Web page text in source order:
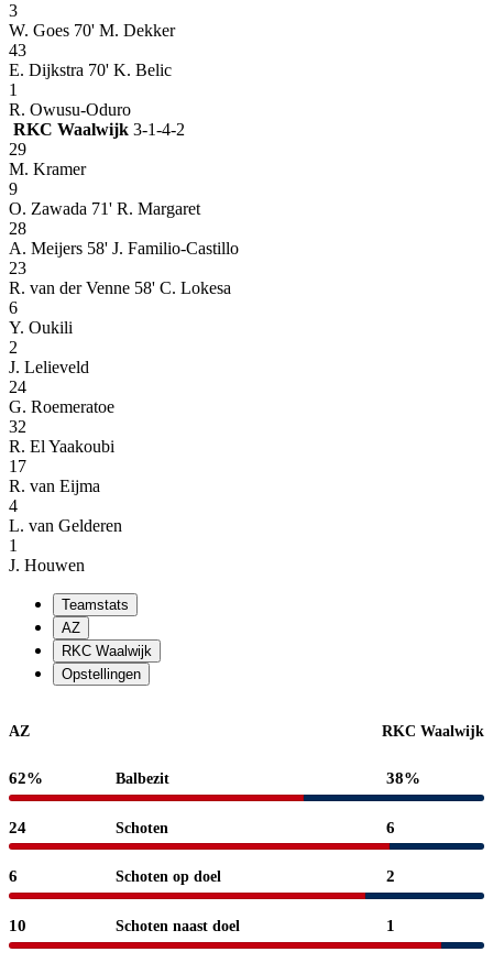
3
W. Goes 70' M. Dekker
43
E. Dijkstra 70' K. Belic
1
R. Owusu-Oduro
RKC Waalwijk 3-1-4-2
29
M. Kramer
9
O. Zawada 71' R. Margaret
28
A. Meijers 58' J. Familio-Castillo
23
R. van der Venne 58' C. Lokesa
6
Y. Oukili
2
J. Lelieveld
24
G. Roemeratoe
32
R. El Yaakoubi
17
R. van Eijma
4
L. van Gelderen
1
J. Houwen
Teamstats
AZ
RKC Waalwijk
Opstellingen
AZ RKC Waalwijk
62% Balbezit 38%
24 Schoten 6
6 Schoten op doel 2
10 Schoten naast doel 1